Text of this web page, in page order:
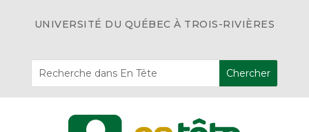
UNIVERSITÉ DU QUÉBEC À TROIS-RIVIÈRES